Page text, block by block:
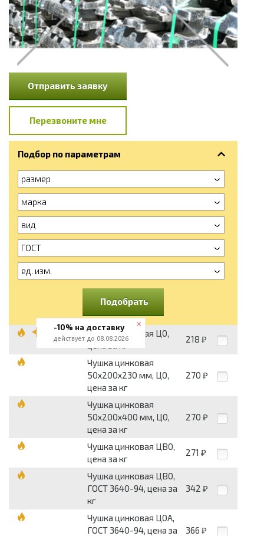
Отправить заявку
Перезвоните мне
Подбор по параметрам
размер
марка
вид
ГОСТ
ед. изм.
Подобрать
Чушка цинковая Ц0,
цена за кг
218 ₽
Чушка цинковая
50х200х230 мм, Ц0,
цена за кг
270 ₽
Чушка цинковая
50х200х400 мм, Ц0,
цена за кг
270 ₽
Чушка цинковая ЦВ0,
цена за кг
271 ₽
Чушка цинковая ЦВ0,
ГОСТ 3640-94, цена за
кг
342 ₽
Чушка цинковая Ц0А,
ГОСТ 3640-94, цена за
366 ₽
-10% на доставку
действует до 08.08.2026